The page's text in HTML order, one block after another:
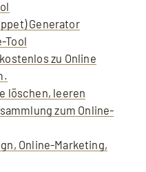
Generator
Tool
zu Online
löschen, leeren
zum Online-
Online-Marketing,
erklären Sie sich
Daten an YouTube
und Sie die